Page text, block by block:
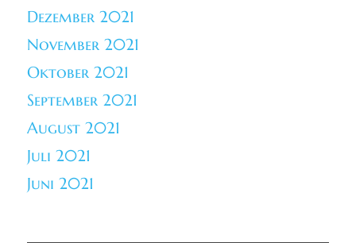
Dezember 2021
November 2021
Oktober 2021
September 2021
August 2021
Juli 2021
Juni 2021